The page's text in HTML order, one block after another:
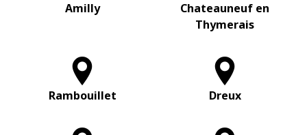
Amilly
Chateauneuf en
Thymerais
Rambouillet Dreux